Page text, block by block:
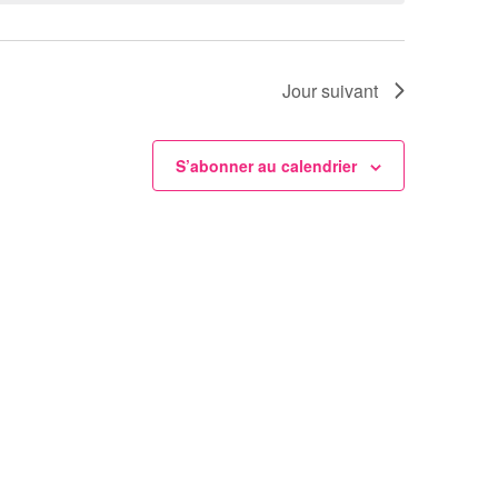
Jour suivant
S’abonner au calendrier